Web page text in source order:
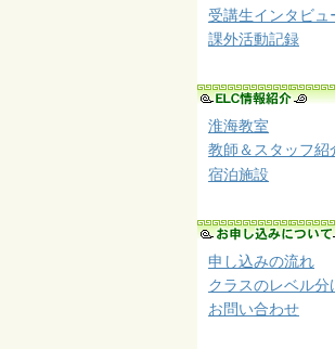
受講生インタビュ
課外活動記録
淮海教室
教師＆スタッフ紹
宿泊施設
申し込みの流れ
クラスのレベル分
お問い合わせ